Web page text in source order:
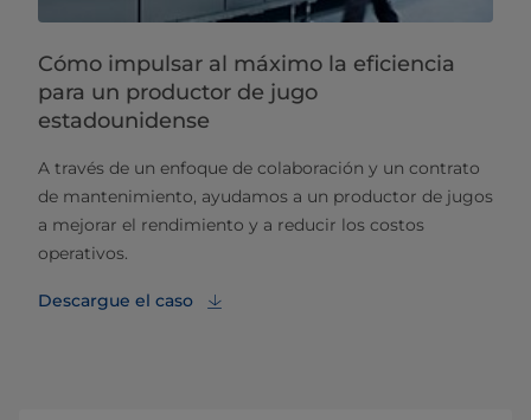
Cómo impulsar al máximo la eficiencia
para un productor de jugo
estadounidense
A través de un enfoque de colaboración y un contrato
de mantenimiento, ayudamos a un productor de jugos
a mejorar el rendimiento y a reducir los costos
operativos.
Descargue el caso